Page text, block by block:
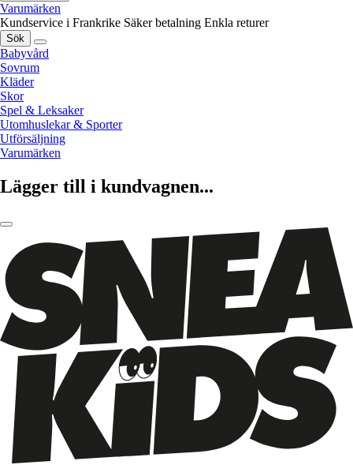
Varumärken
Kundservice i Frankrike Säker betalning Enkla returer
Sök
Babyvård
Sovrum
Kläder
Skor
Spel & Leksaker
Utomhuslekar & Sporter
Utförsäljning
Varumärken
Lägger till i kundvagnen...